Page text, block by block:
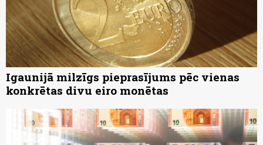
Igaunijā milzīgs pieprasījums pēc vienas
konkrētas divu eiro monētas